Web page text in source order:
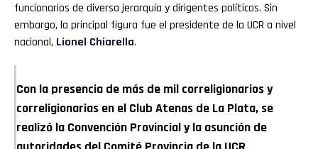
funcionarios de diversa jerarquía y dirigentes políticos. Sin
embargo, la principal figura fue el presidente de la UCR a nivel
nacional, Lionel Chiarella.
Con la presencia de más de mil correligionarios y
correligionarias en el Club Atenas de La Plata, se
realizó la Convención Provincial y la asunción de